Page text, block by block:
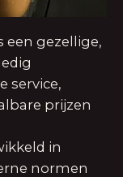
een gezellige,
service,
prijzen
in
normen